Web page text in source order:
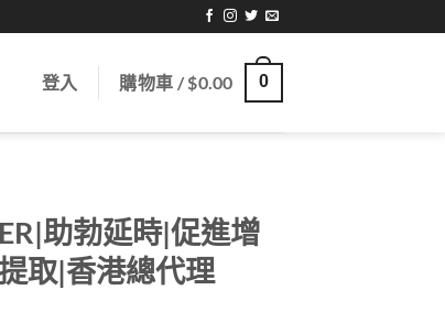
登入 購物車 /$0.00 0
助勃延時|促進增
取|香港總代理